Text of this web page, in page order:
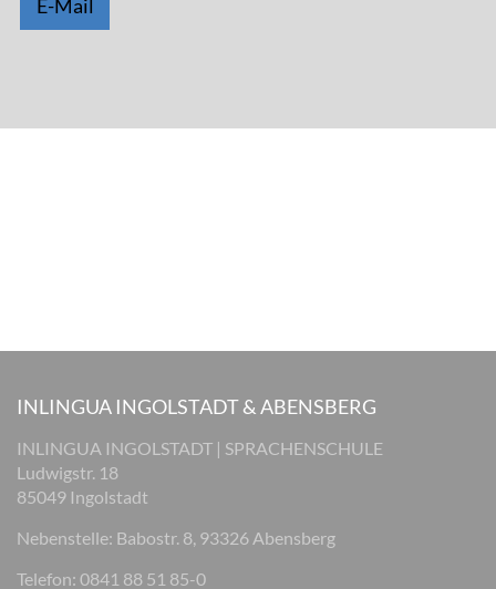
E-Mail
INLINGUA INGOLSTADT & ABENSBERG
INLINGUA INGOLSTADT | SPRACHENSCHULE
Ludwigstr. 18
85049 Ingolstadt
Nebenstelle: Babostr. 8, 93326 Abensberg
Telefon: 0841 88 51 85-0